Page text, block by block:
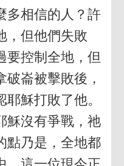
多相信的人？許
，但他們失敗
要控制全地，但
崙被擊敗後，
穌打敗了他。
穌沒有爭戰，祂
點乃是，全地都